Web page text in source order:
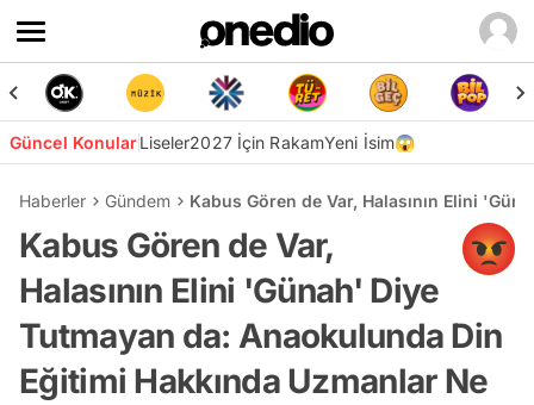
Güncel KonularLiseler2027 İçin RakamYeni İsim😱
Haberler Gündem Kabus Gören de Var, Halasının Elini
Kabus Gören de Var,
Halasının Elini 'Günah' Diye
Tutmayan da: Anaokulunda Din
Eğitimi Hakkında Uzmanlar Ne